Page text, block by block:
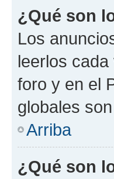
¿Qué son
Los
leerlos
foro y en el
globales
Arriba
¿Qué son